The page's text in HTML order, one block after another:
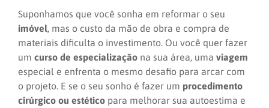
Suponhamos que você sonha em reformar o seu
imóvel, mas o custo da mão de obra e compra de
materiais dificulta o investimento. Ou você quer fazer
um curso de especialização na sua área, uma viagem
especial e enfrenta o mesmo desafio para arcar com
o projeto. E se o seu sonho é fazer um procedimento
cirúrgico ou estético para melhorar sua autoestima e